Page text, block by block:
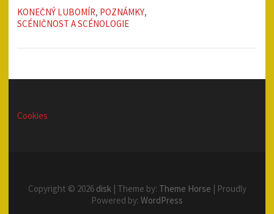
KONEČNÝ LUBOMÍR, POZNÁMKY,
SCÉNIČNOST A SCÉNOLOGIE
Cookies
Copyright © 2026 disk| Theme by: Theme Horse | Proudly
Powered by: WordPress